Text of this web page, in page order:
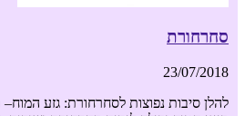
סחרחורת
23/07/2018
להלן סיבות נפוצות לסחרחורת: גזע